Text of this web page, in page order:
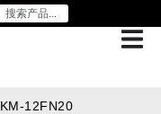
KM-12FN20